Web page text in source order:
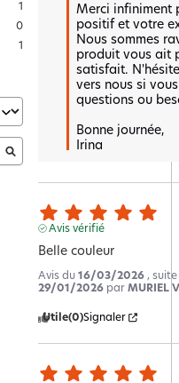
1
0
1
Merci infiniment
positif et votre
Nous sommes
produit vous ait
satisfait.
vers nous si
questions ou
Bonne journée,
Irina
Avis vérifié
Belle couleur
Avis du 16/03/2026 ,
29/01/2026 par MURIEL
Utile(0)Signaler